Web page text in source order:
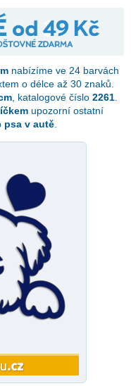
nabízíme ve 24 barvách
o délce až 30 znaků.
, katalogové číslo 2261
upozorní ostatní
psa v autě